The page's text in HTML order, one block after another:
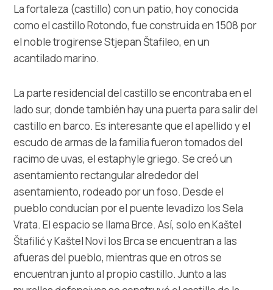
Safe in Dalmatia
es
+385 21 227 933
info@kastela-info.hr
Villa Nika, Kamberovo šetalište 30,
21216 Kaštel Stari, Hrvatska
Instrucciones
La fortaleza (castillo) con un patio, hoy conocida
como el castillo Rotondo, fue construida en 1508 por
el noble trogirense Stjepan Štafileo, en un
acantilado marino.
La parte residencial del castillo se encontraba en el
lado sur, donde también hay una puerta para salir del
castillo en barco. Es interesante que el apellido y el
escudo de armas de la familia fueron tomados del
racimo de uvas, el estaphyle griego. Se creó un
asentamiento rectangular alrededor del
asentamiento, rodeado por un foso. Desde el
pueblo conducían por el puente levadizo los Sela
Vrata. El espacio se llama Brce. Así, solo en Kaštel
Štafilić y Kaštel Novi los Brca se encuentran a las
afueras del pueblo, mientras que en otros se
encuentran junto al propio castillo. Junto a las